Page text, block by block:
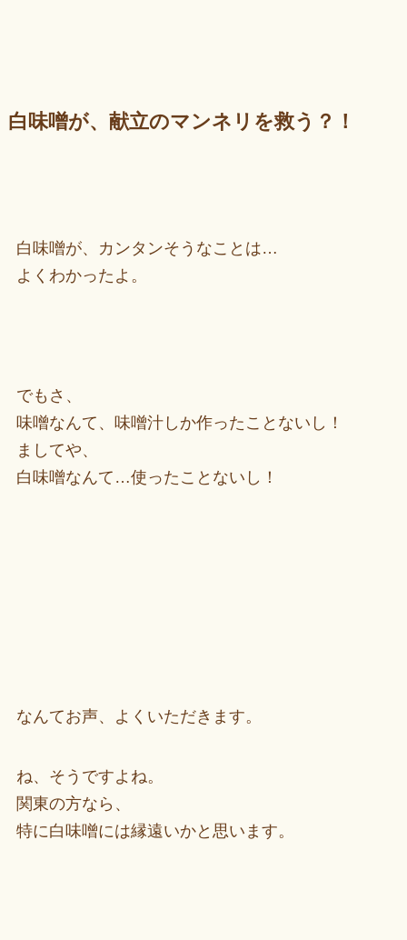
白味噌が、献立のマンネリを救う？！
白味噌が、カンタンそうなことは…
よくわかったよ。
でもさ、
味噌なんて、味噌汁しか作ったことないし！
ましてや、
白味噌なんて…使ったことないし！
なんてお声、よくいただきます。
ね、そうですよね。
関東の方なら、
特に白味噌には縁遠いかと思います。